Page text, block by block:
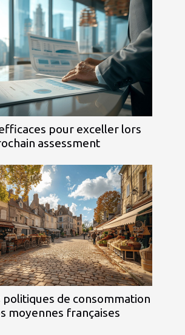
pour exceller lors
assessment
politiques de consommation
moyennes françaises